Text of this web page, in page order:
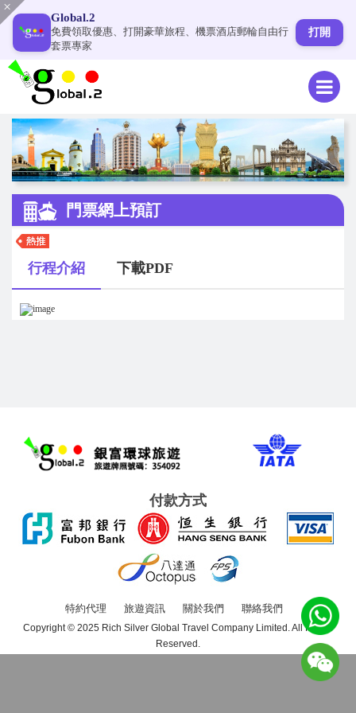
Global.2
免費領取優惠、打開豪華旅程、機票酒店郵輪自由行
套票專家
打開
門票網上預訂
行程介紹 下載PDF
付款方式
特約代理 旅遊資訊 關於我們 聯絡我們
Copyright © 2025 Rich Silver Global Travel Company Limited. All Rights
Reserved.